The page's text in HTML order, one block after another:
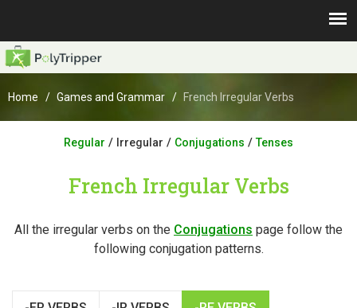
Home Games and Grammar French Irregular Verbs
Regular / Irregular / Conjugations /Tenses
French Irregular Verbs
All the irregular verbs on the Conjugations page follow the
following conjugation patterns.